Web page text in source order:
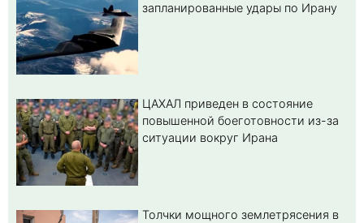
запланированные удары по Ирану
ЦАХАЛ приведен в состояние
повышенной боеготовности из-за
ситуации вокруг Ирана
Толчки мощного землетрясения в